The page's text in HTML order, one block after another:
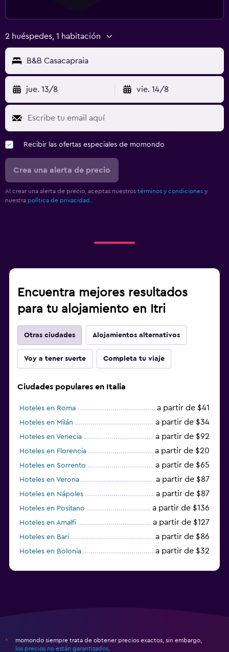
2 huéspedes, 1 habitación
B&B Casacapraia
jue. 13/8 vie. 14/8
Recibir las ofertas especiales de momondo
Crea una alerta de precio
Al crear una alerta de precio, aceptas nuestros términos y condiciones y
nuestra política de privacidad.
Encuentra mejores resultados
para tu alojamiento en Itri
Otras ciudades Alojamientos alternativos
Voy a tener suerte Completa tu viaje
Ciudades populares en Italia
Hoteles en Roma a partir de $41
Hoteles en Milán a partir de $34
Hoteles en Venecia a partir de $92
Hoteles en Florencia a partir de $20
Hoteles en Sorrento a partir de $65
Hoteles en Verona a partir de $87
Hoteles en Nápoles a partir de $87
Hoteles en Positano a partir de $136
Hoteles en Amalfi a partir de $127
Hoteles en Bari a partir de $86
Hoteles en Bolonia a partir de $32
*
momondo siempre trata de obtener precios exactos, sin embargo,
los precios no están garantizados